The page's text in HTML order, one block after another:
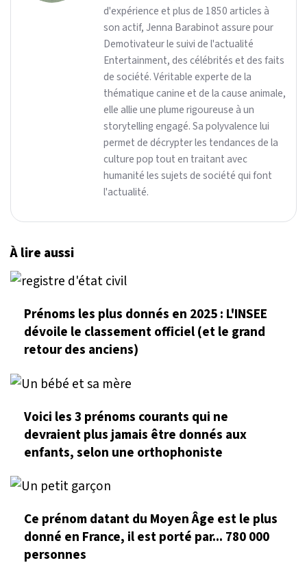
d'expérience et plus de 1850 articles à
son actif, Jenna Barabinot assure pour
Demotivateur le suivi de l'actualité
Entertainment, des célébrités et des faits
de société. Véritable experte de la
thématique canine et de la cause animale,
elle allie une plume rigoureuse à un
storytelling engagé. Sa polyvalence lui
permet de décrypter les tendances de la
culture pop tout en traitant avec
humanité les sujets de société qui font
l'actualité.
À lire aussi
Prénoms les plus donnés en 2025 : L'INSEE
dévoile le classement officiel (et le grand
retour des anciens)
Voici les 3 prénoms courants qui ne
devraient plus jamais être donnés aux
enfants, selon une orthophoniste
Ce prénom datant du Moyen Âge est le plus
donné en France, il est porté par... 780 000
personnes